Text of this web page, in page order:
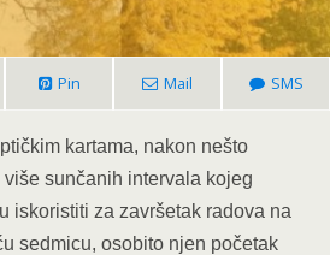
Pin Mail SMS
kartama, nakon nešto
sunčanih intervala kojeg
iskoristiti za završetak radova na
sedmicu, osobito njen početak